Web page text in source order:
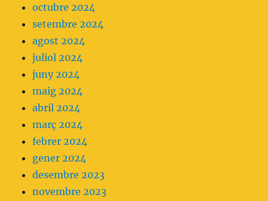
octubre 2024
setembre 2024
agost 2024
juliol 2024
juny 2024
maig 2024
abril 2024
març 2024
febrer 2024
gener 2024
desembre 2023
novembre 2023